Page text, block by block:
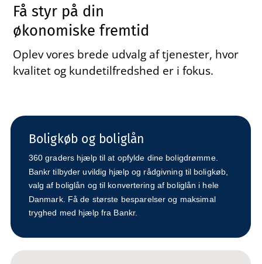
Få styr på din
økonomiske fremtid
Oplev vores brede udvalg af tjenester, hvor
kvalitet og kundetilfredshed er i fokus.
Boligkøb og boliglån
360 graders hjælp til at opfylde dine boligdrømme.
Bankr tilbyder uvildig hjælp og rådgivning til boligkøb,
valg af boliglån og til konvertering af boliglån i hele
Danmark. Få de største besparelser og maksimal
tryghed med hjælp fra Bankr.